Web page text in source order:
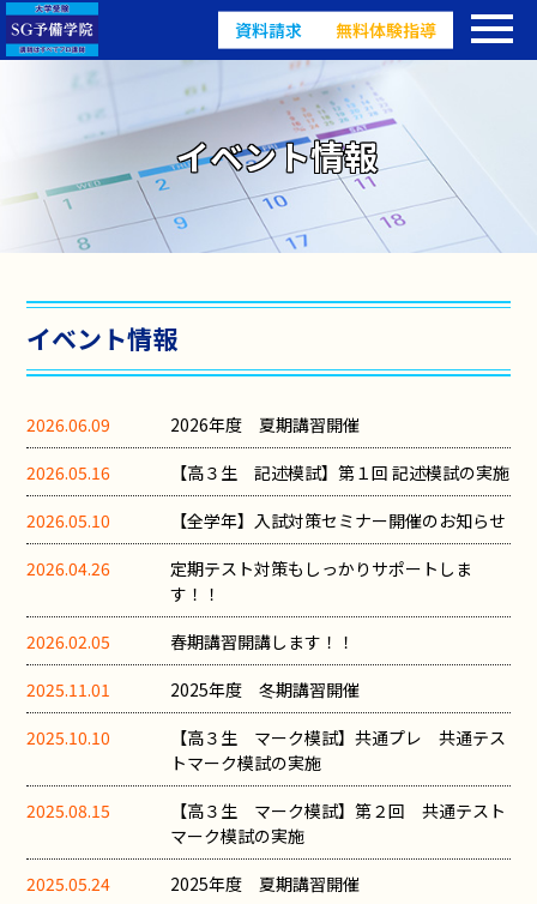
資料請求 無料体験指導
イベント情報
イベント情報
2026.06.09
2026年度 夏期講習開催
2026.05.16
【高３生 記述模試】第１回 記述模試の実施
2026.05.10
【全学年】入試対策セミナー開催のお知らせ
2026.04.26
定期テスト対策もしっかりサポートしま
す！！
2026.02.05
春期講習開講します！！
2025.11.01
2025年度 冬期講習開催
2025.10.10
【高３生 マーク模試】共通プレ 共通テス
トマーク模試の実施
2025.08.15
【高３生 マーク模試】第２回 共通テスト
マーク模試の実施
2025.05.24
2025年度 夏期講習開催